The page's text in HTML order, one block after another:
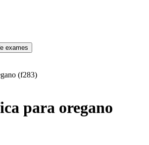
exames
(f283)
para oregano